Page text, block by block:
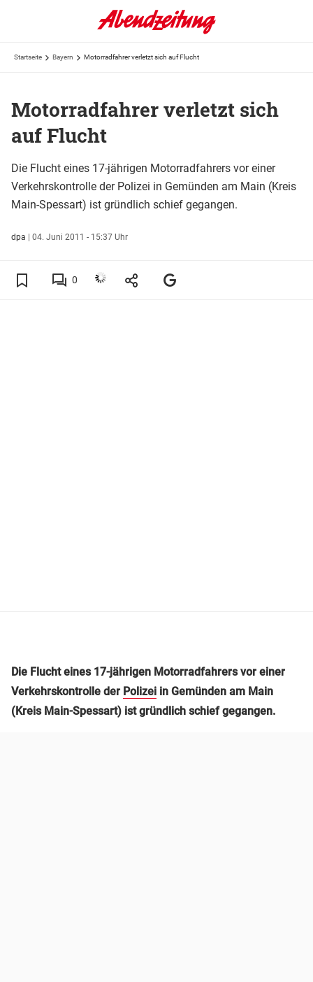
Startseite Bayern Motorradfahrer verletzt sich auf Flucht
Motorradfahrer verletzt sich
auf Flucht
Die Flucht eines 17-jährigen Motorradfahrers vor einer
Verkehrskontrolle der Polizei in Gemünden am Main (Kreis
Main-Spessart) ist gründlich schief gegangen.
dpa | 04. Juni 2011 - 15:37 Uhr
0
Die Flucht eines 17-jährigen Motorradfahrers vor einer
Verkehrskontrolle der Polizei in Gemünden am Main
(Kreis Main-Spessart) ist gründlich schief gegangen.